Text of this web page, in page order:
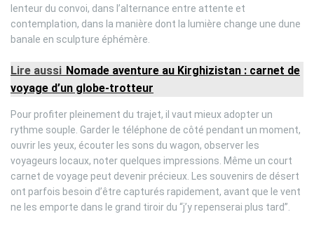
lenteur du convoi, dans l’alternance entre attente et
contemplation, dans la manière dont la lumière change une dune
banale en sculpture éphémère.
Lire aussi Nomade aventure au Kirghizistan : carnet de
voyage d’un globe-trotteur
Pour profiter pleinement du trajet, il vaut mieux adopter un
rythme souple. Garder le téléphone de côté pendant un moment,
ouvrir les yeux, écouter les sons du wagon, observer les
voyageurs locaux, noter quelques impressions. Même un court
carnet de voyage peut devenir précieux. Les souvenirs de désert
ont parfois besoin d’être capturés rapidement, avant que le vent
ne les emporte dans le grand tiroir du “j’y repenserai plus tard”.